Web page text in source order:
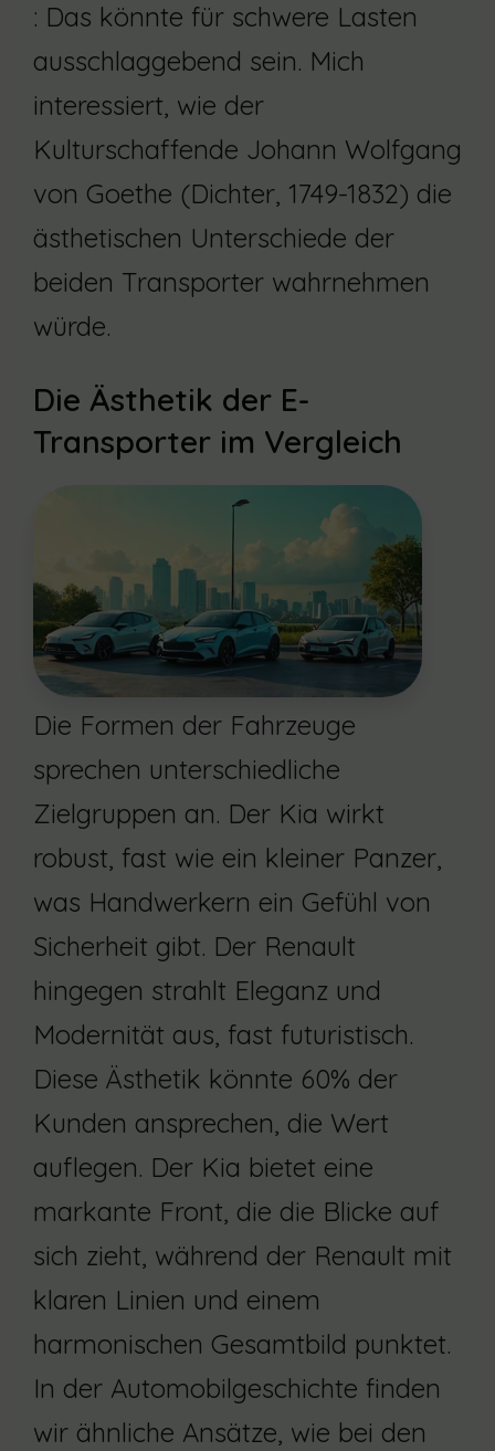
: Das könnte für schwere Lasten
ausschlaggebend sein. Mich
interessiert, wie der
Kulturschaffende Johann Wolfgang
von Goethe (Dichter, 1749-1832) die
ästhetischen Unterschiede der
beiden Transporter wahrnehmen
würde.
Die Ästhetik der E-
Transporter im Vergleich
Die Formen der Fahrzeuge
sprechen unterschiedliche
Zielgruppen an. Der Kia wirkt
robust, fast wie ein kleiner Panzer,
was Handwerkern ein Gefühl von
Sicherheit gibt. Der Renault
hingegen strahlt Eleganz und
Modernität aus, fast futuristisch.
Diese Ästhetik könnte 60% der
Kunden ansprechen, die Wert
auflegen. Der Kia bietet eine
markante Front, die die Blicke auf
sich zieht, während der Renault mit
klaren Linien und einem
harmonischen Gesamtbild punktet.
In der Automobilgeschichte finden
wir ähnliche Ansätze, wie bei den